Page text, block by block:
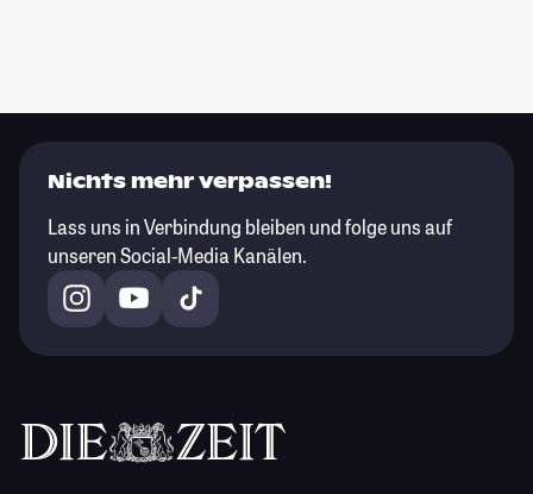
Nichts mehr verpassen!
Lass uns in Verbindung bleiben und folge uns auf
unseren Social-Media Kanälen.